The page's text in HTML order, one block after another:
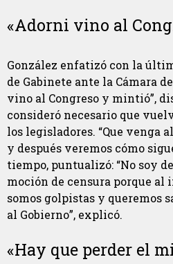
«Adorni vino al
González enfatizó con la
de Gabinete ante la Cámara
vino al Congreso y mintió”,
consideró necesario que
los legisladores. “Que venga
y después veremos cómo
tiempo, puntualizó: “No soy
moción de censura porque al
somos golpistas y queremos
al Gobierno”, explicó.
«Hay que perder el